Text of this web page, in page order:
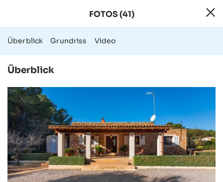
41 Fotos -
FOTOS (41)
Überblick Grundriss Video
Überblick